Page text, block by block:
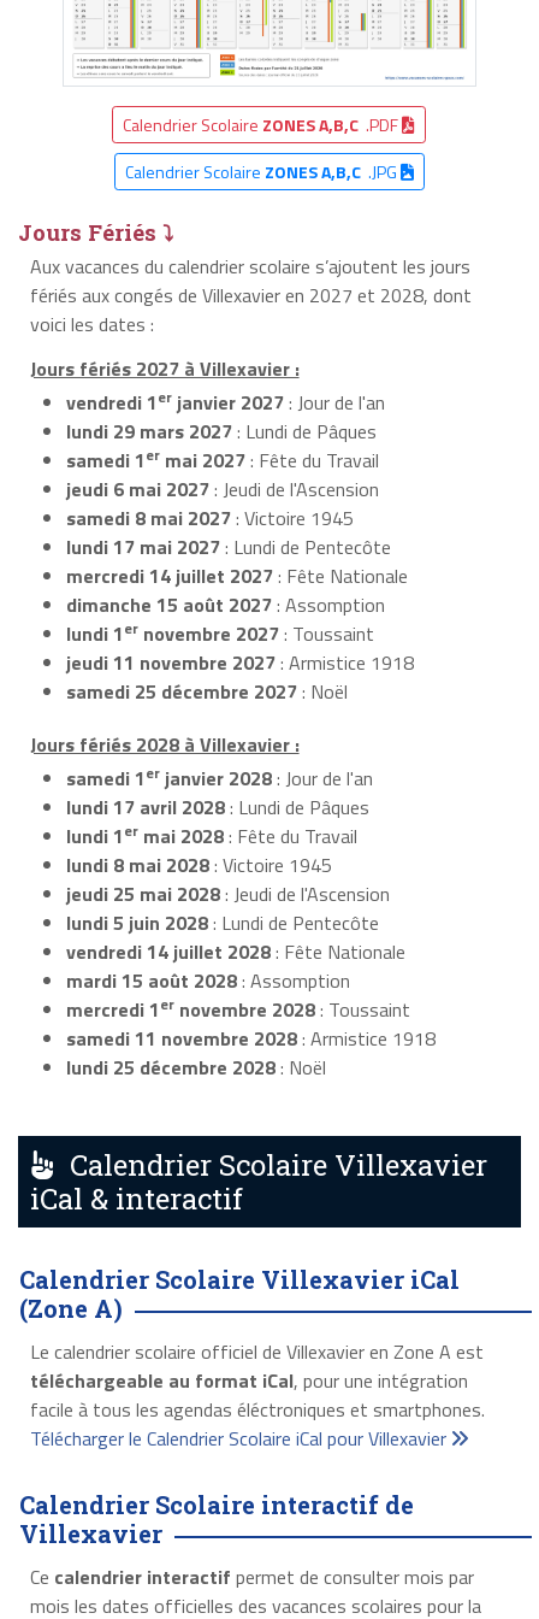
Calendrier Scolaire ZONES A,B,C .PDF
Calendrier Scolaire ZONES A,B,C.JPG
Jours Fériés ⤵
Aux vacances du calendrier scolaire s’ajoutent les jours
fériés aux congés de Villexavier en 2027 et 2028, dont
voici les dates :
Jours fériés 2027 à Villexavier :
vendredi 1er janvier 2027: Jour de l'an
lundi 29 mars 2027: Lundi de Pâques
samedi 1er mai 2027: Fête du Travail
jeudi 6 mai 2027: Jeudi de l'Ascension
samedi 8 mai 2027: Victoire 1945
lundi 17 mai 2027: Lundi de Pentecôte
mercredi 14 juillet 2027: Fête Nationale
dimanche 15 août 2027: Assomption
lundi 1er novembre 2027: Toussaint
jeudi 11 novembre 2027: Armistice 1918
samedi 25 décembre 2027: Noël
Jours fériés 2028 à Villexavier :
samedi 1er janvier 2028: Jour de l'an
lundi 17 avril 2028: Lundi de Pâques
lundi 1er mai 2028: Fête du Travail
lundi 8 mai 2028: Victoire 1945
jeudi 25 mai 2028: Jeudi de l'Ascension
lundi 5 juin 2028: Lundi de Pentecôte
vendredi 14 juillet 2028: Fête Nationale
mardi 15 août 2028: Assomption
mercredi 1er novembre 2028: Toussaint
samedi 11 novembre 2028: Armistice 1918
lundi 25 décembre 2028: Noël
Calendrier Scolaire Villexavier
iCal & interactif
Calendrier Scolaire Villexavier iCal
(Zone A)
Le calendrier scolaire officiel de Villexavier en Zone A est
téléchargeable au format iCal, pour une intégration
facile à tous les agendas éléctroniques et smartphones.
Télécharger le Calendrier Scolaire iCal pour Villexavier
Calendrier Scolaire interactif de
Villexavier
Ce calendrier interactif permet de consulter mois par
mois les dates officielles des vacances scolaires pour la